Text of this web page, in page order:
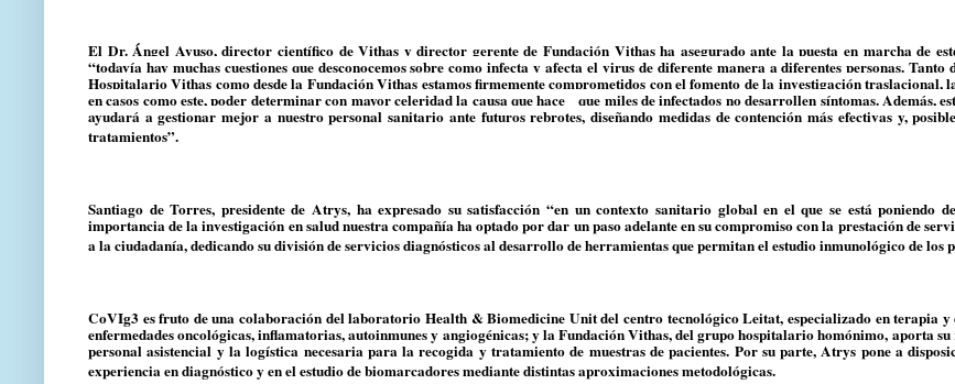
El Dr. Ángel Ayuso, director científico de Vithas y director gerente de Fundación Vithas ha asegurado ante la puesta en marcha de
“todavía hay muchas cuestiones que desconocemos sobre como infecta y afecta el virus de diferente manera a diferentes personas. Tanto
Hospitalario Vithas como desde la Fundación Vithas estamos firmemente comprometidos con el fomento de la investigación traslacional,
en casos como este, poder determinar con mayor celeridad la causa que hace que miles de infectados no desarrollen síntomas. Además,
ayudará a gestionar mejor a nuestro personal sanitario ante futuros rebrotes, diseñando medidas de contención más efectivas y,
tratamientos”.
Santiago de Torres, presidente de Atrys, ha expresado su satisfacción “en un contexto sanitario global en el que se está poniendo
importancia de la investigación en salud nuestra compañía ha optado por dar un paso adelante en su compromiso con la prestación de
a la ciudadanía, dedicando su división de servicios diagnósticos al desarrollo de herramientas que permitan el estudio inmunológico de los
CoVIg3 es fruto de una colaboración del laboratorio Health & Biomedicine Unit del centro tecnológico Leitat, especializado en terapia y
enfermedades oncológicas, inflamatorias, autoinmunes y angiogénicas; y la Fundación Vithas, del grupo hospitalario homónimo, aporta su
personal asistencial y la logística necesaria para la recogida y tratamiento de muestras de pacientes. Por su parte, Atrys pone a
experiencia en diagnóstico y en el estudio de biomarcadores mediante distintas aproximaciones metodológicas.